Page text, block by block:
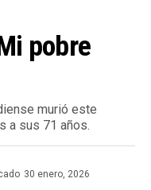
pobre
murió este
a sus 71 años.
30 enero, 2026